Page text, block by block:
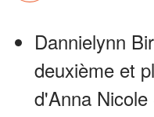
Dannielynn
deuxième et
d'Anna Nicole